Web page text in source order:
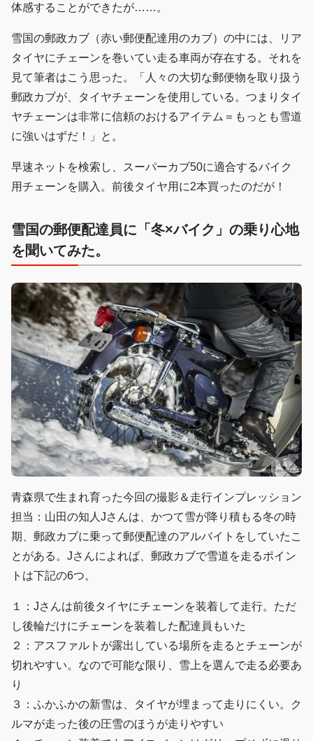
体感することができたが……。
雪国の郵政カブ（赤い郵便配達用のカブ）の中には、リア
タイヤにチェーンを巻いてい走る車両が存在する。それを
見て筆者はこう思った。「人々の大切な郵便物を取り扱う
郵政カブが、タイヤチェーンを使用している。つまりタイ
ヤチェーンは非常に信頼のおけるアイテム＝もっとも雪道
に強いはずだ！」と。
早速ネットを検索し、スーパーカブ50に適合するバイク
用チェーンを購入。前後タイヤ用に2本買ったのだが！
雪国の郵便配達員に「冬×バイク」の乗り心地
を聞いてみた。
青森県で生まれ育った今回の撮影＆走行インプレッション
担当：山田の知人Jさんは、かつて雪が降り積もる冬の時
期、郵政カブに乗って郵便配達のアルバイトをしていたこ
とがある。Jさんによれば、郵政カブで雪道を走るポイン
トは下記の6つ。
１：Jさんは前後タイヤにチェーンを装着して走行。ただ
し後輪だけにチェーンを装着した配達員もいた
２：アスファルトが露出している場所を走るとチェーンが
切れやすい。なので可能な限り、雪上を選んで走る必要あ
り
３：ふかふかの新雪は、タイヤが埋まって走りにくい。ク
ルマが走った後の圧雪のほうが走りやすい